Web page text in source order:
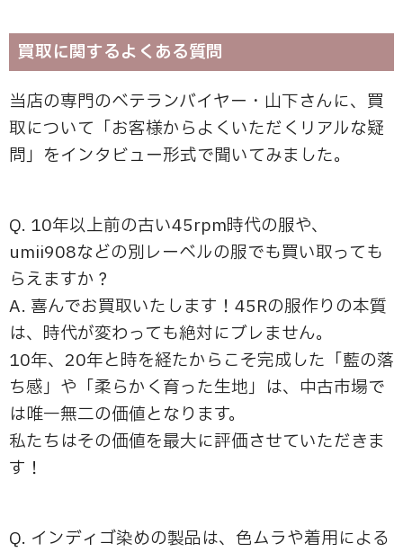
買取に関するよくある質問
当店の専門のベテランバイヤー・山下さんに、買
取について「お客様からよくいただくリアルな疑
問」をインタビュー形式で聞いてみました。
Q. 10年以上前の古い45rpm時代の服や、
umii908などの別レーベルの服でも買い取っても
らえますか？
A. 喜んでお買取いたします！45Rの服作りの本質
は、時代が変わっても絶対にブレません。
10年、20年と時を経たからこそ完成した「藍の落
ち感」や「柔らかく育った生地」は、中古市場で
は唯一無二の価値となります。
私たちはその価値を最大に評価させていただきま
す！
Q. インディゴ染めの製品は、色ムラや着用による